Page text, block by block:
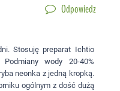
Odpowiedz
Stosuję preparat Ichtio
wody 20-40%
neonka z jedną kropką.
ogólnym z dość dużą